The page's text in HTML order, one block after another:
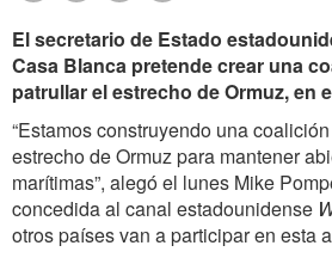
El secretario de Estado
Casa Blanca pretende crear una
patrullar el estrecho de Ormuz, en
“Estamos construyendo una
estrecho de Ormuz para mantener
marítimas”, alegó el lunes Mike
concedida al canal estadounidense
otros países van a participar en esta